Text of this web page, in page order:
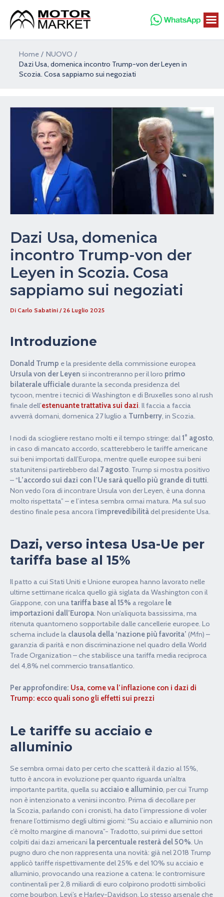
contenuto
Home
NUOVO
Dazi Usa, domenica incontro Trump-von der Leyen in
Scozia. Cosa sappiamo sui negoziati
Dazi Usa, domenica
incontro Trump-von der
Leyen in Scozia. Cosa
sappiamo sui negoziati
Di Carlo Sabatini /26 Luglio 2025
Introduzione
Donald Trump e la presidente della commissione europea
Ursula von der Leyen si incontreranno per il loro primo
bilaterale ufficialedurante la seconda presidenza del
tycoon, mentre i tecnici di Washington e di Bruxelles sono al rush
finale dell’estenuante trattativa sui dazi. Il faccia a faccia
avverrà domani, domenica 27 luglio a Turnberry, in Scozia.
I nodi da sciogliere restano molti e il tempo stringe: dal1° agosto,
in caso di mancato accordo, scatterebbero le tariffe americane
sui beni importati dall’Europa, mentre quelle europee sui beni
statunitensi partirebbero dal 7 agosto. Trump si mostra positivo
– “L’accordo sui dazi con l’Ue sarà quello più grande di tutti.
Non vedo l’ora di incontrare Ursula von der Leyen, è una donna
molto rispettata” – e l’intesa sembra ormai matura. Ma sul suo
destino finale pesa ancora l’imprevedibilitàdel presidente Usa.
Dazi, verso intesa Usa-Ue per
tariffa base al 15%
Il patto a cui Stati Uniti e Unione europea hanno lavorato nelle
ultime settimane ricalca quello già siglata da Washington con il
Giappone, con unatariffa base al 15% a regolare le
importazioni dall’Europa. Non un’aliquota bassissima, ma
ritenuta quantomeno sopportabile dalle cancellerie europee. Lo
schema include la clausola della ‘nazione più favorita’ (Mfn) –
garanzia di parità e non discriminazione nel quadro della World
Trade Organization – che stabilisce una tariffa media reciproca
del 4,8% nel commercio transatlantico.
Per approfondire: Usa, come va l’inflazione con i dazi di
Trump: ecco quali sono gli effetti sui prezzi
Le tariffe su acciaio e
alluminio
Se sembra ormai dato per certo che scatterà il dazio al 15%,
tutto è ancora in evoluzione per quanto riguarda un’altra
importante partita, quella su acciaio e alluminio, per cui Trump
non è intenzionato a venirsi incontro. Prima di decollare per
la Scozia, parlando con i cronisti, ha dato l’impressione di voler
frenare l’ottimismo degli ultimi giorni: “Su acciaio e alluminio non
c’è molto margine di manovra”- Tradotto, sui primi due settori
colpiti dai dazi americani la percentuale resterà del 50%. Un
pugno duro che non rappresenta una novità: già nel 2018 Trump
applicò tariffe rispettivamente del 25% e del 10% su acciaio e
alluminio, provocando una reazione a catena: le contromisure
continentali per 2,8 miliardi di euro colpirono prodotti simbolici
come bourbon, Levi’s e Harley-Davidson. Lo stesso arsenale che
articoli